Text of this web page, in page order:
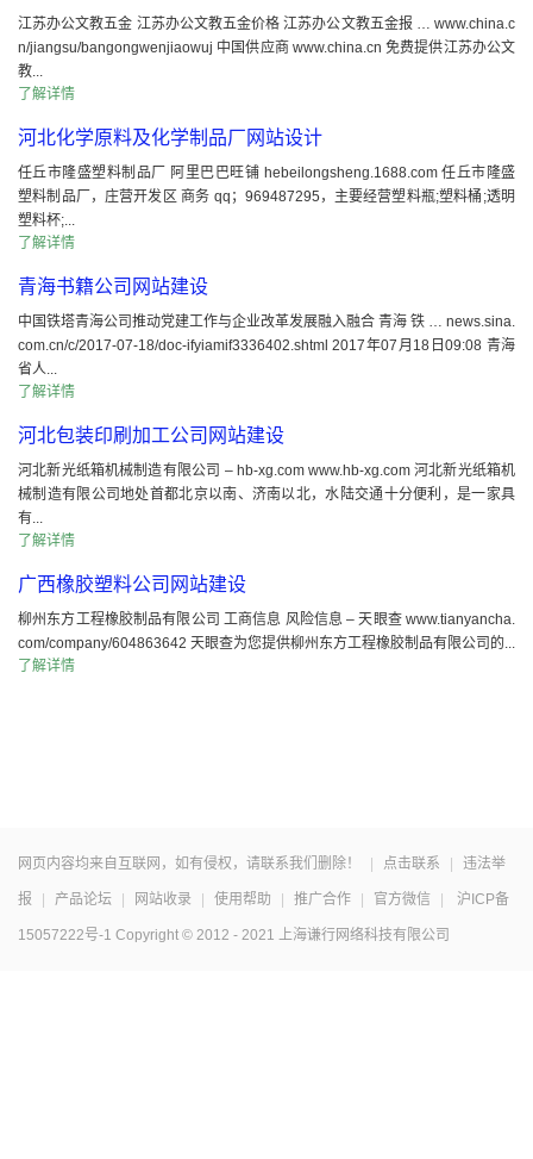
江苏办公文教五金 江苏办公文教五金价格 江苏办公文教五金报 … www.china.c
n/jiangsu/bangongwenjiaowuj 中国供应商 www.china.cn 免费提供江苏办公文
教...
了解详情
河北化学原料及化学制品厂网站设计
任丘市隆盛塑料制品厂 阿里巴巴旺铺 hebeilongsheng.1688.com 任丘市隆盛
塑料制品厂，庄营开发区 商务 qq；969487295，主要经营塑料瓶;塑料桶;透明
塑料杯;...
了解详情
青海书籍公司网站建设
中国铁塔青海公司推动党建工作与企业改革发展融入融合 青海 铁 … news.sina.
com.cn/c/2017-07-18/doc-ifyiamif3336402.shtml 2017年07月18日09:08 青海
省人...
了解详情
河北包装印刷加工公司网站建设
河北新光纸箱机械制造有限公司 – hb-xg.com www.hb-xg.com 河北新光纸箱机
械制造有限公司地处首都北京以南、济南以北，水陆交通十分便利，是一家具
有...
了解详情
广西橡胶塑料公司网站建设
柳州东方工程橡胶制品有限公司 工商信息 风险信息 – 天眼查 www.tianyancha.
com/company/604863642 天眼查为您提供柳州东方工程橡胶制品有限公司的...
了解详情
网页内容均来自互联网，如有侵权，请联系我们删除！ 点击联系 违法举
报 产品论坛 网站收录 使用帮助 推广合作 官方微信 沪ICP备
15057222号-1 Copyright © 2012 - 2021 上海谦行网络科技有限公司